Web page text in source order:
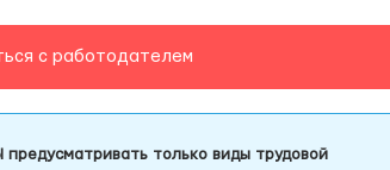
с работодателем
только виды трудовой